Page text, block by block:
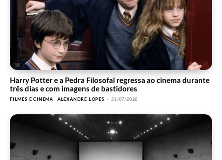
Harry Potter e a Pedra Filosofal regressa ao cinema durante
três dias e com imagens de bastidores
FILMES E CINEMA ALEXANDRE LOPES - 31/07/2026